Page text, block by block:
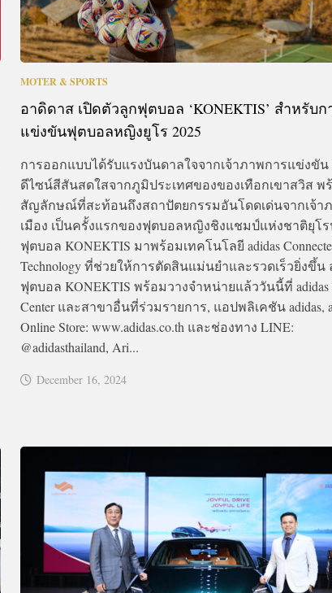
MOTER & SPORTS
อาดิดาส เปิดตัวลูกฟุตบอล ‘KONEKTIS’ สำหรับก
แข่งขันฟุตบอลหญิงยูโร 2025
การออกแบบได้รับแรงบันดาลใจจากเจ้าภาพการแข่งขัน
ดีไซน์สีสันสดใสจากภูมิประเทศของของเทือกเขาสวิส พ
สัญลักษณ์ที่สะท้อนถึงสถาปัตยกรรมอันโดดเด่นจากเจ้า
เมือง เป็นครั้งแรกของฟุตบอลหญิงชิงแชมป์แห่งชาติยุโ
ฟุตบอล KONEKTIS มาพร้อมเทคโนโลยี adidas
Technology ที่ช่วยให้การตัดสินแม่นยำและรวดเร็วยิ่งขึ้น
ฟุตบอล KONEKTIS พร้อมวางจำหน่ายแล้ววันนี้ที่ adidas
Center และสาขาอื่นที่ร่วมรายการ, แอปพลิเคชัน adidas,
Online Store: www.adidas.co.th และช่องทาง LINE:
@adidasthailand, Ari...
December 16, 2024